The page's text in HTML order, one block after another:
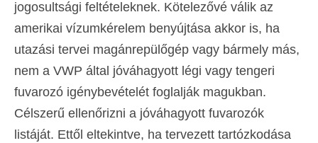
jogosultsági feltételeknek. Kötelezővé válik az
amerikai vízumkérelem benyújtása akkor is, ha
utazási tervei magánrepülőgép vagy bármely más,
nem a VWP által jóváhagyott légi vagy tengeri
fuvarozó igénybevételét foglalják magukban.
Célszerű ellenőrizni a jóváhagyott fuvarozók
listáját. Ettől eltekintve, ha tervezett tartózkodása